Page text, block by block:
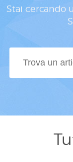
Stai cercando